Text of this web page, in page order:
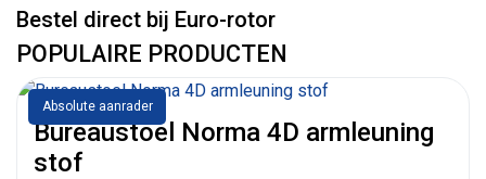
Bestel direct bij Euro-rotor
POPULAIRE PRODUCTEN
Absolute aanrader
Bureaustoel Norma 4D armleuning
stof